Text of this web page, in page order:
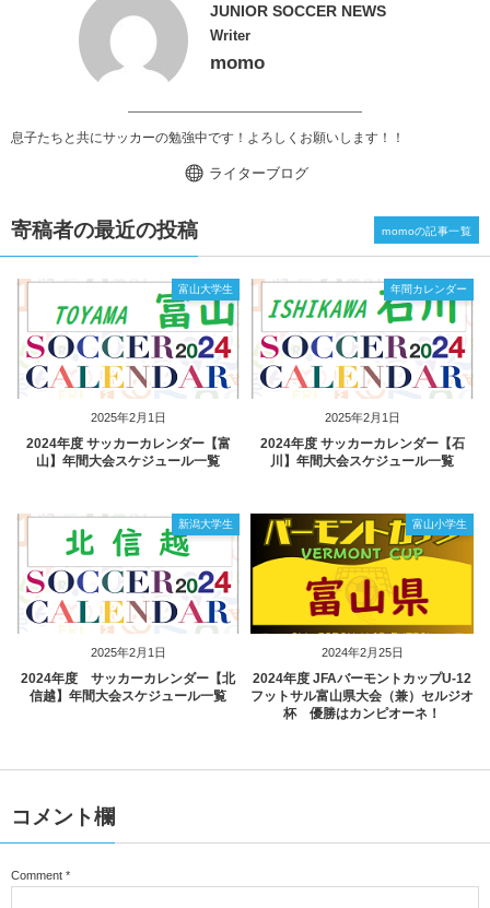
JUNIOR SOCCER NEWS
Writer
momo
息子たちと共にサッカーの勉強中です！よろしくお願いします！！
ライターブログ
寄稿者の最近の投稿
2025年2月1日
富山大学生
2024年度 サッカーカレンダー【富
山】年間大会スケジュール一覧
2025年2月1日
年間カレンダー
2024年度 サッカーカレンダー【石
川】年間大会スケジュール一覧
2025年2月1日
新潟大学生
2024年度 サッカーカレンダー【北
信越】年間大会スケジュール一覧
2024年2月25日
富山小学生
2024年度 JFAバーモントカップU-12
フットサル富山県大会（兼）セルジオ
杯 優勝はカンピオーネ！
momoの記事一覧
コメント欄
Comment *